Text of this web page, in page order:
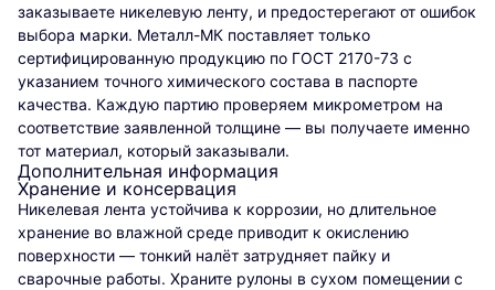
заказываете никелевую ленту, и предостерегают от ошибок
выбора марки. Металл-МК поставляет только
сертифицированную продукцию по ГОСТ 2170-73 с
указанием точного химического состава в паспорте
качества. Каждую партию проверяем микрометром на
соответствие заявленной толщине — вы получаете именно
тот материал, который заказывали.
Дополнительная информация
Хранение и консервация
Никелевая лента устойчива к коррозии, но длительное
хранение во влажной среде приводит к окислению
поверхности — тонкий налёт затрудняет пайку и
сварочные работы. Храните рулоны в сухом помещении с